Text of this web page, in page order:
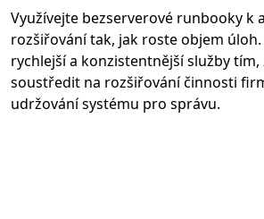
Využívejte bezserverové runbooky k
rozšiřování tak, jak roste objem
rychlejší a konzistentnější služby tím,
soustředit na rozšiřování činnosti
udržování systému pro správu.